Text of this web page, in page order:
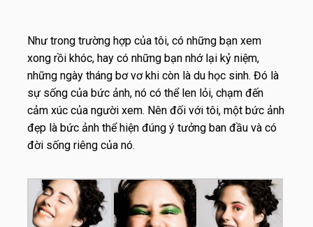
Như trong trường hợp của tôi, có những bạn xem
xong rồi khóc, hay có những bạn nhớ lại kỷ niệm,
những ngày tháng bơ vơ khi còn là du học sinh. Đó là
sự sống của bức ảnh, nó có thể len lỏi, chạm đến
cảm xúc của người xem. Nên đối với tôi, một bức ảnh
đẹp là bức ảnh thể hiện đúng ý tưởng ban đầu và có
đời sống riêng của nó.